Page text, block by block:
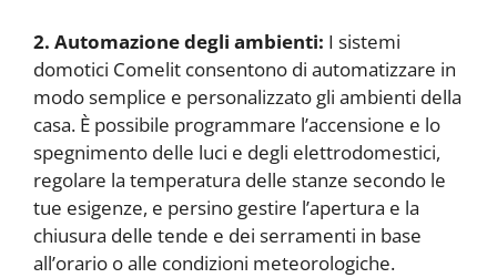
2. Automazione degli ambienti: I sistemi
domotici Comelit consentono di automatizzare in
modo semplice e personalizzato gli ambienti della
casa. È possibile programmare l’accensione e lo
spegnimento delle luci e degli elettrodomestici,
regolare la temperatura delle stanze secondo le
tue esigenze, e persino gestire l’apertura e la
chiusura delle tende e dei serramenti in base
all’orario o alle condizioni meteorologiche.